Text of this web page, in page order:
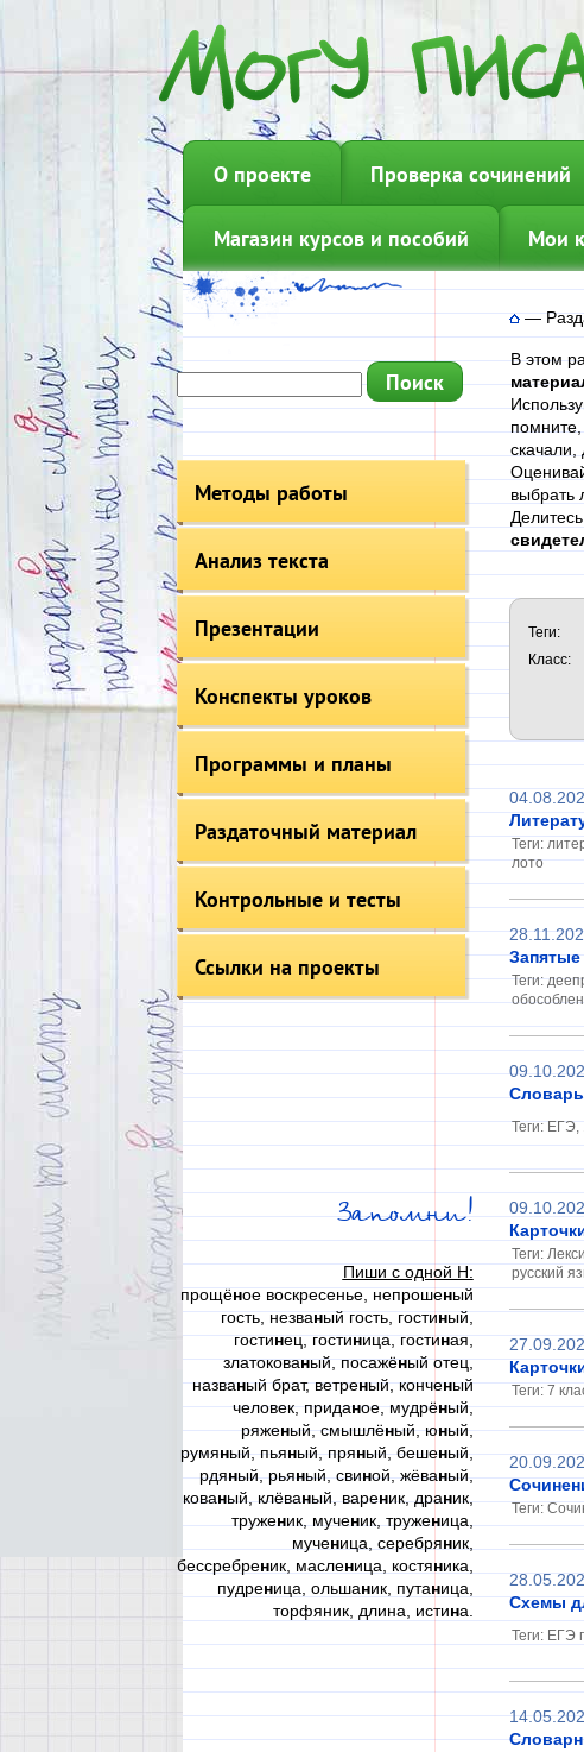
О проекте Проверка сочинений
Магазин курсов и пособий Мои
Методы работы
Анализ текста
Презентации
Конспекты уроков
Программы и планы
Раздаточный материал
Контрольные и тесты
Ссылки на проекты
Запомни!
Пиши с одной Н:
прощёное воскресенье, непрошеный
гость, незваный гость, гостиный,
гостинец, гостиница, гостиная,
златокованый, посажёный отец,
названый брат, ветреный, конченый
человек, приданое, мудрёный,
ряженый, смышлёный, юный,
румяный, пьяный, пряный, бешеный,
рдяный, рьяный, свиной, жёваный,
кованый, клёваный, вареник, драник,
труженик, мученик, труженица,
мученица, серебряник,
бессребреник, масленица, костяника,
пудреница, ольшаник, путаница,
торфяник, длина, истина.
—
В этом
скачали,
выбрать
Теги:
Класс:
Теги:
лото
Запятые
Теги:
Словарь
Теги: ЕГЭ,
Теги:
русский
Теги: 7
Теги:
Схемы
Теги: ЕГЭ